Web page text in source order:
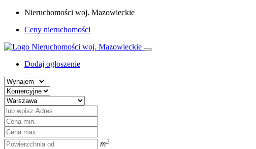
Nieruchomości woj. Mazowieckie
Ceny nieruchomości
Dodaj ogłoszenie
m2